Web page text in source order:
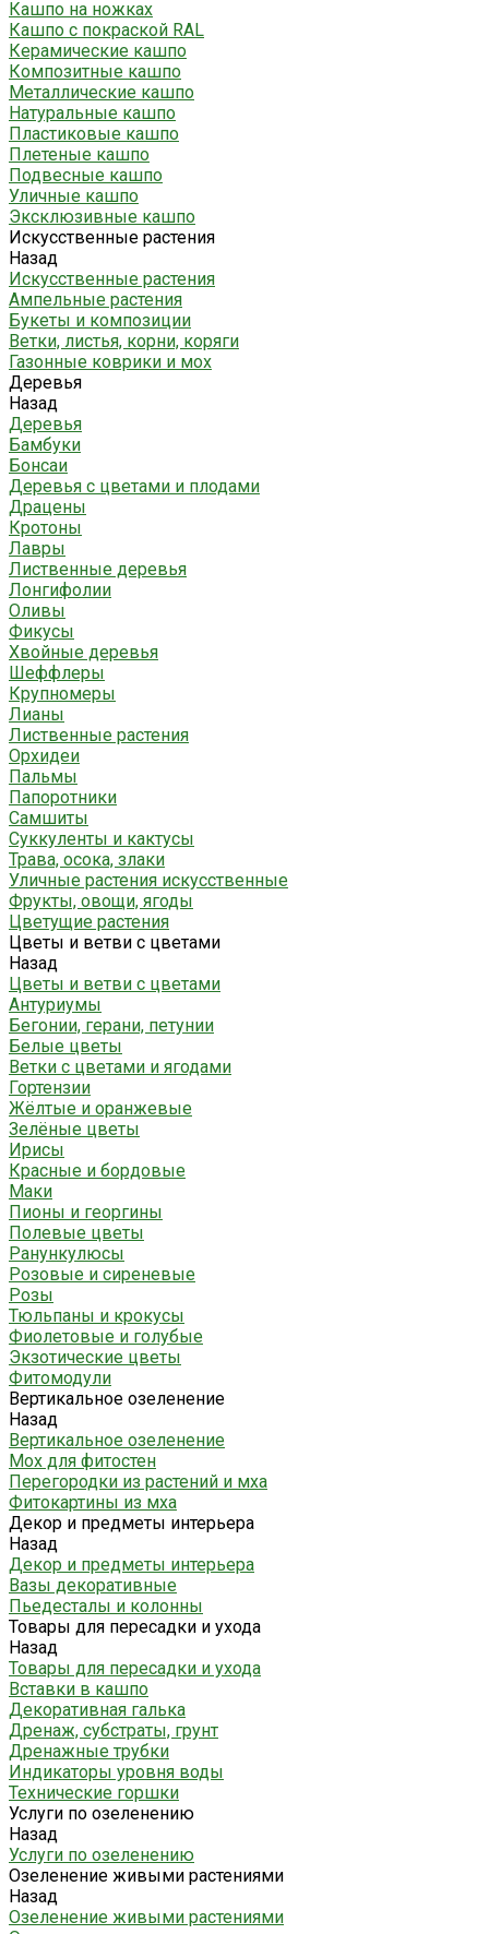
Кашпо на ножках
Кашпо с покраской RAL
Керамические кашпо
Композитные кашпо
Металлические кашпо
Натуральные кашпо
Пластиковые кашпо
Плетеные кашпо
Подвесные кашпо
Уличные кашпо
Эксклюзивные кашпо
Искусственные растения
Назад
Искусственные растения
Ампельные растения
Букеты и композиции
Ветки, листья, корни, коряги
Газонные коврики и мох
Деревья
Назад
Деревья
Бамбуки
Бонсаи
Деревья с цветами и плодами
Драцены
Кротоны
Лавры
Лиственные деревья
Лонгифолии
Оливы
Фикусы
Хвойные деревья
Шеффлеры
Крупномеры
Лианы
Лиственные растения
Орхидеи
Пальмы
Папоротники
Самшиты
Суккуленты и кактусы
Трава, осока, злаки
Уличные растения искусственные
Фрукты, овощи, ягоды
Цветущие растения
Цветы и ветви с цветами
Назад
Цветы и ветви с цветами
Антуриумы
Бегонии, герани, петунии
Белые цветы
Ветки с цветами и ягодами
Гортензии
Жёлтые и оранжевые
Зелёные цветы
Ирисы
Красные и бордовые
Маки
Пионы и георгины
Полевые цветы
Ранункулюсы
Розовые и сиреневые
Розы
Тюльпаны и крокусы
Фиолетовые и голубые
Экзотические цветы
Фитомодули
Вертикальное озеленение
Назад
Вертикальное озеленение
Мох для фитостен
Перегородки из растений и мха
Фитокартины из мха
Декор и предметы интерьера
Назад
Декор и предметы интерьера
Вазы декоративные
Пьедесталы и колонны
Товары для пересадки и ухода
Назад
Товары для пересадки и ухода
Вставки в кашпо
Декоративная галька
Дренаж, субстраты, грунт
Дренажные трубки
Индикаторы уровня воды
Технические горшки
Услуги по озеленению
Назад
Услуги по озеленению
Озеленение живыми растениями
Назад
Озеленение живыми растениями